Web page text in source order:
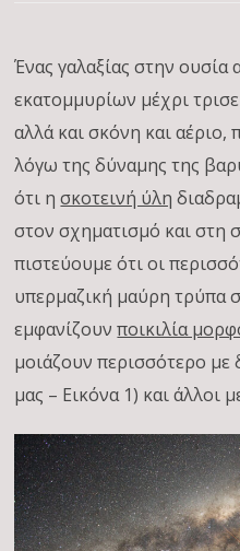
Ένας γαλαξίας στην ουσία
εκατομμυρίων μέχρι
αλλά και σκόνη και αέριο,
λόγω της δύναμης της
ότι ησκοτεινή ύλη
στον σχηματισμό και στη
πιστεύουμε ότι οι
υπερμαζική μαύρη τρύπα
εμφανίζουνποικιλία
μοιάζουν περισσότερο με
μας – Εικόνα 1) και άλλοι